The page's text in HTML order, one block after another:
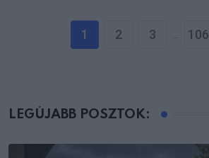
1 2 3 ... 106
LEGÚJABB POSZTOK: